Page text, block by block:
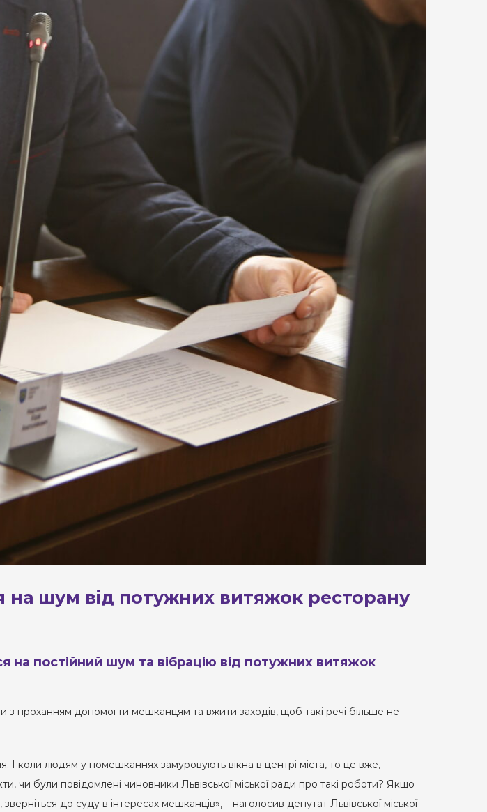
на шум від потужних витяжок ресторану
на постійний шум та вібрацію від потужних витяжок
з проханням допомогти мешканцям та вжити заходів, щоб такі речі більше не
І коли людям у помешканнях замуровують вікна в центрі міста, то це вже,
чи були повідомлені чиновники Львівської міської ради про такі роботи? Якщо
до суду в інтересах мешканців», – наголосив депутат Львівської міської